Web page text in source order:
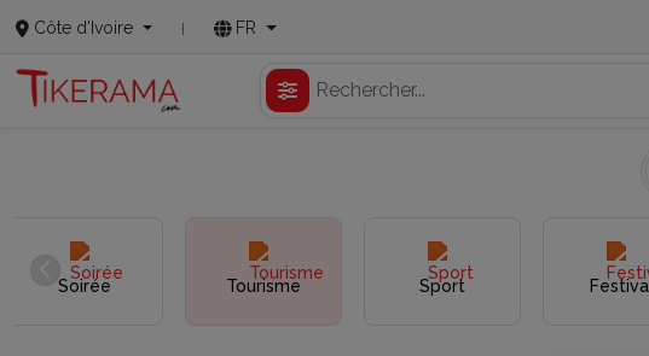
Côte d'Ivoire FR
Soirée Tourisme Sport